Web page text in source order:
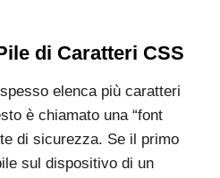
di Caratteri CSS
elenca più caratteri
è chiamato una “font
di sicurezza. Se il primo
sul dispositivo di un